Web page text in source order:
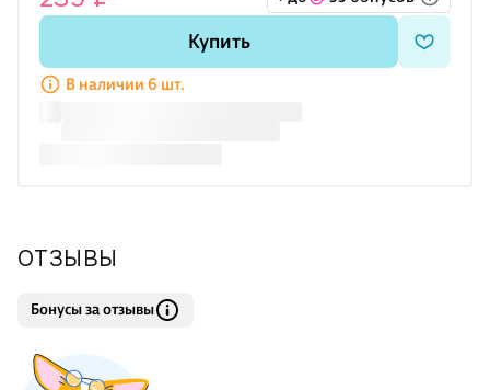
Купить
В наличии 6 шт.
ОТЗЫВЫ
Бонусы за отзывы